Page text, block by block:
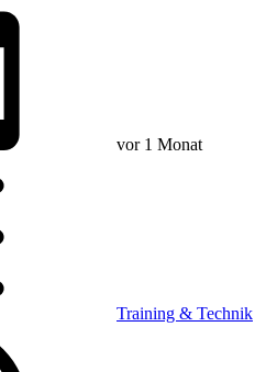
vor 1 Monat
Training & Technik